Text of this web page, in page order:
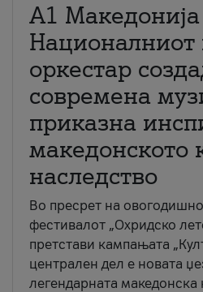
А1
Националниот
оркестар
современа
приказна
македонското
наследство
Во пресрет на
фестивалот „Охридско
претстави кампањата
централен дел е новата
легендарната македонска